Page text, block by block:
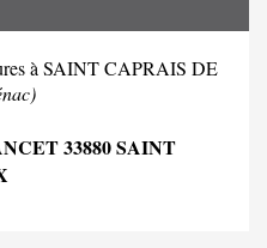
à SAINT CAPRAIS DE
33880 SAINT